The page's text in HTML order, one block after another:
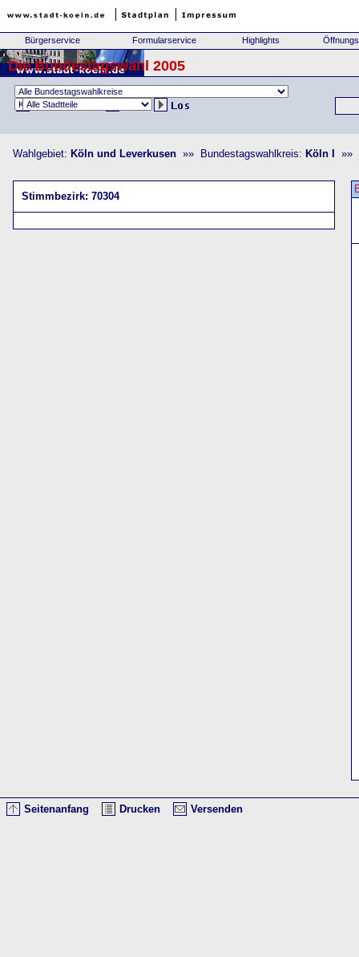
Bürgerservice Formularservice Highlights
Die Bundestagswahl 2005
Wahlgebiet: Köln und Leverkusen »» Bundestagswahlkreis: Köln I »»
Stimmbezirk: 70304
Seitenanfang Drucken Versenden